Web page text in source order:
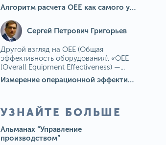
Алгоритм расчета ОЕЕ как самого универсального и современного показателя эффективности оборудования в мире
Сергей Петрович Григорьев
Другой взгляд на OEE (Общая
эффективность оборудования). «OEE
(Overall Equipment Effectiveness) —...
Измерение операционной эффективности: ключевые показатели для непрерывного совершенствования
УЗНАЙТЕ БОЛЬШЕ
Альманах “Управление
производством”